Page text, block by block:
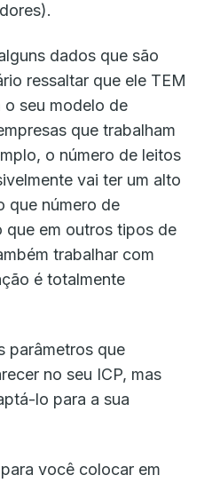
dados que são
ressaltar que ele TEM
seu modelo de
que trabalham
o número de leitos
vai ter um alto
que número de
que em outros tipos de
trabalhar com
é totalmente
parâmetros que
no seu ICP, mas
lo para a sua
você colocar em